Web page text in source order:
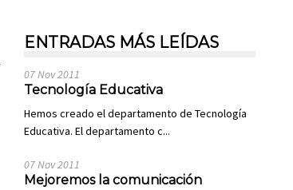
ENTRADAS MÁS LEÍDAS
07 Nov 2011
Tecnología Educativa
Hemos creado el departamento de Tecnología
Educativa. El departamento c...
07 Nov 2011
Mejoremos la comunicación